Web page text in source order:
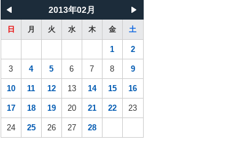
2013年02月
日 月 火 水 木 金 土
1 2
3 4 5 6 7 8 9
10 11 12 13 14 15 16
17 18 19 20 21 22 23
24 25 26 27 28